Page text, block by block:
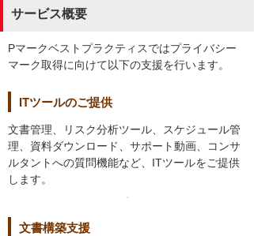
サービス概要
Pマークベストプラクティスではプライバシー
マーク取得に向けて以下の支援を行います。
ITツールのご提供
文書管理、リスク分析ツール、スケジュール管
理、資料ダウンロード、サポート動画、コンサ
ルタントへの質問機能など、ITツールをご提供
します。
文書構築支援